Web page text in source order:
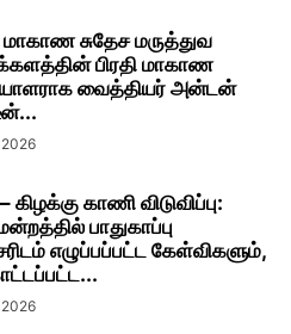
மாகாண சுதேச மருத்துவ
பிரதி மாகாண
வைத்தியர் அன்டன்
கிழக்கு காணி விடுவிப்பு:
பாதுகாப்பு
எழுப்பப்பட்ட கேள்விகளும்,